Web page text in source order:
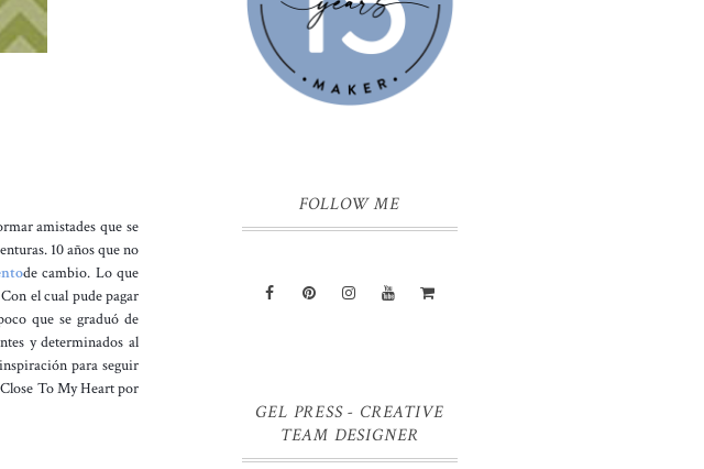
amistades que se
10 años que no
de cambio. Lo que
el cual pude pagar
o que se graduó de
y determinados al
para seguir
To My Heart por
FOLLOW ME
GEL PRESS - CREATIVE
TEAM DESIGNER